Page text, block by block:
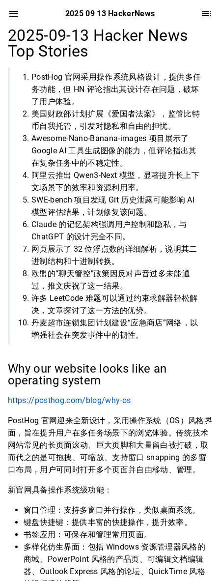
2025 09 13 HackerNews
2025-09-13 Hacker News
Top Stories
PostHog 官网采用操作系统风格设计，提供多任
务功能，但 HN 评论指出其设计存在问题，破坏
了用户体验。
美国财政部计划扩展《爱国者法案》，监管比特
币自我托管，引发对隐私和自由的担忧。
Awesome-Nano-Banana-images 项目展示了
Google AI 工具生成图像的能力，但评论指出其
在复杂任务中的不稳定性。
阿里云推出 Qwen3-Next 模型，显著提升长上下
文场景下的效率和资源利用率。
SWE-bench 项目发现 Git 历史泄露可能影响 AI
模型评估结果，计划修复该问题。
Claude 的记忆架构强调用户控制和隐私，与
ChatGPT 的设计完全不同。
网页展示了 32 位浮点数的详细解析，说明其二
进制结构和十进制转换。
欧盟的“聊天管控”政策因反对声音过多未能通
过，推文庆祝了这一结果。
许多 LeetCode 难题可以通过约束求解器轻松解
决，文章探讨了这一方法的优势。
丹麦超市连锁集团计划建设“应急商店”网络，以
增强社会在突发事件中的韧性。
Why our website looks like an
operating system
https://posthog.com/blog/why-os
PostHog 官网迎来全新设计，采用操作系统（OS）风格界
面，旨在提升用户在多任务场景下的浏览体验。传统技术
网站常见的长页面滚动、巨大页脚和大量留白被打破，取
而代之的是可拖拽、可缩放、支持窗口 snapping 的多窗
口布局，用户可同时打开多个页面并自由移动、管理。
新官网具备操作系统级功能：
窗口管理：支持多窗口并行操作，类似桌面系统。
键盘快捷键：提供丰富的快捷操作，提升效率。
书签应用：可保存和管理常用页面。
多样化仿生界面：包括 Windows 资源管理器风格的
商城、PowerPoint 风格的产品页、可编辑文档编辑
器、Outlook Express 风格的论坛、QuickTime 风格